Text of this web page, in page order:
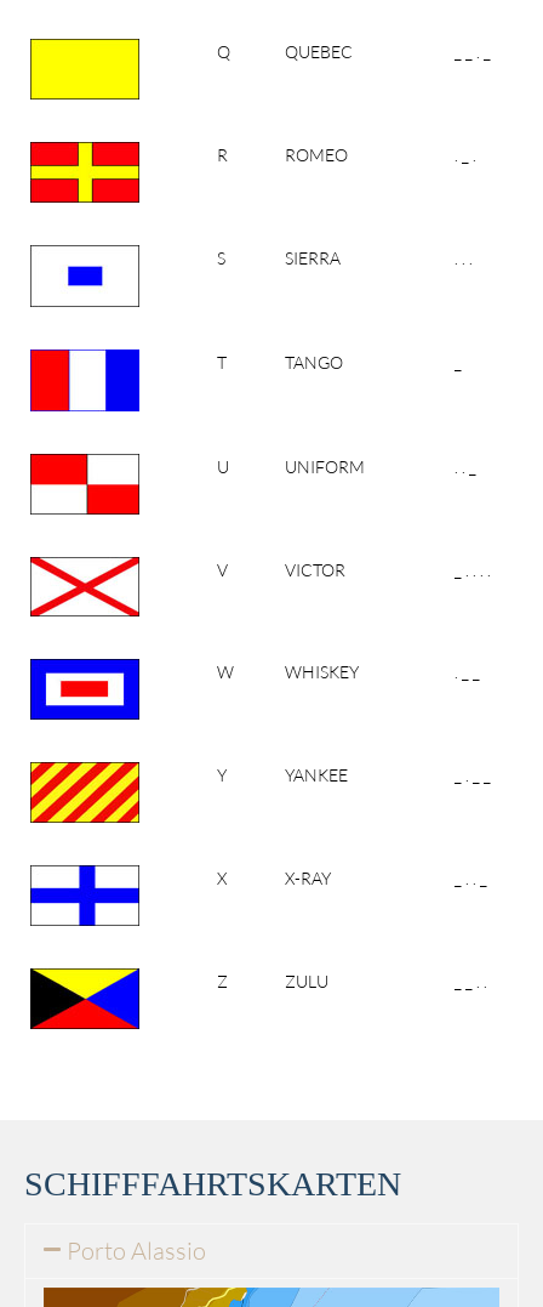
Q QUEBEC
R ROMEO
S SIERRA
T TANGO
U UNIFORM
V VICTOR
W WHISKEY
Y YANKEE
X X-RAY
Z ZULU
SCHIFFFAHRTSKARTEN
Porto Alassio